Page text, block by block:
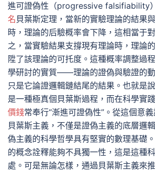
進可證偽性（progressive falsifiability
名貝葉斯定理，當新的實驗理論的結果
時，理論的后驗概率會下降，這相當于
之，當實驗結果支撐現有理論時，理論
陞了該理論的可托度。這種概率調整過
學研討的實質——理論的證偽與驗證的
只是它論證邏輯鏈結尾的結果。也就是
是一種極真個貝葉斯過程，而在科學實
價錢常奉行“漸進可證偽性”。從這個意
貝葉斯主義，不僅是證偽主義的底層邏
偽主義的科學哲學具有堅實的數理基礎
的概念詮釋能夠不具獨一性，這是這種
處。可是無論怎樣，通過貝葉斯主義來